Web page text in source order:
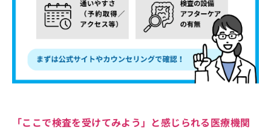
「ここで検査を受けてみよう」と感じられる医療機関